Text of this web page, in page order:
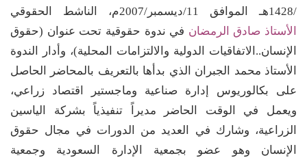
/1428هـ الموافق 11/ديسمبر/2007م، الناشط الحقوقي
الأستاذ صادق الرمضان في ندوة حقوقية تحت عنوان (حقوق
الإنسان..الاتفاقيات الدولية والالتزامات المحلية)، وأدار الندوة
الأستاذ محمد الجبران الذي بدأها بالتعريف بالمحاضر الحاصل
على بكالوريوس إدارة صناعية وماجستير اقتصاد زراعي،
ويعمل في الوقت الحاضر مديراً تنفيذياً بشركة الياسين
الزراعية، وشارك في العديد من الدورات في مجال حقوق
الإنسان وهو عضو بجمعية الإدارة السعودية وجمعية